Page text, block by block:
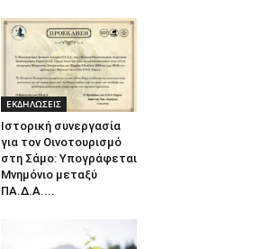
ΕΚΔΗΛΩΣΕΙΣ
Ιστορική συνεργασία
για τον Οινοτουρισμό
στη Σάμο: Υπογράφεται
Μνημόνιο μεταξύ
ΠΑ.Δ.Α....